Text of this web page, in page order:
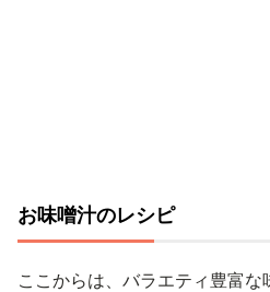
お味噌汁のレシピ
ここからは、バラエティ豊富